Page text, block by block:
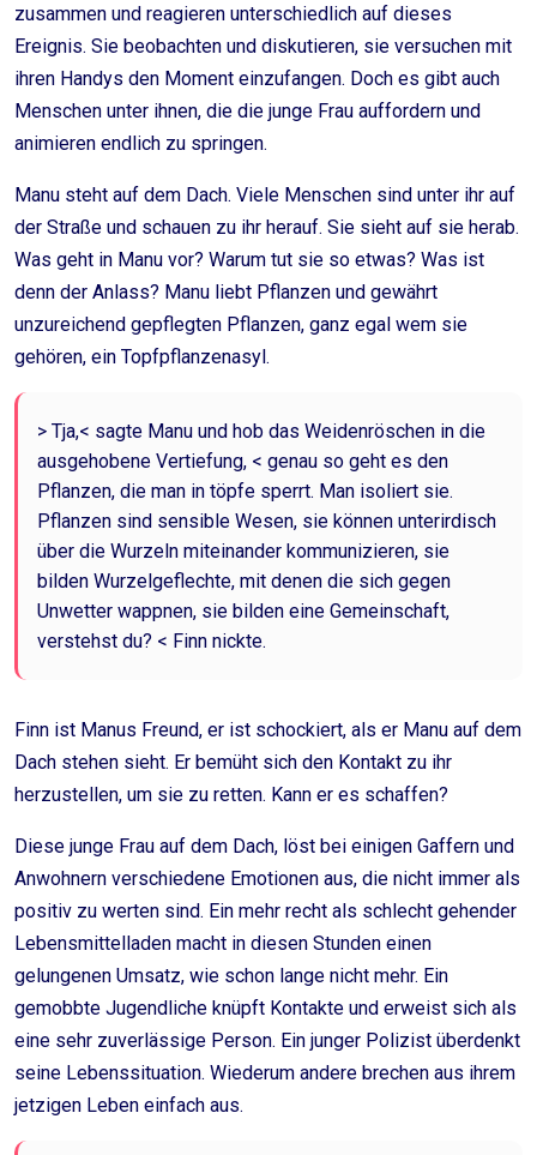
zusammen und reagieren unterschiedlich auf dieses
Ereignis. Sie beobachten und diskutieren, sie versuchen mit
ihren Handys den Moment einzufangen. Doch es gibt auch
Menschen unter ihnen, die die junge Frau auffordern und
animieren endlich zu springen.
Manu steht auf dem Dach. Viele Menschen sind unter ihr auf
der Straße und schauen zu ihr herauf. Sie sieht auf sie herab.
Was geht in Manu vor? Warum tut sie so etwas? Was ist
denn der Anlass? Manu liebt Pflanzen und gewährt
unzureichend gepflegten Pflanzen, ganz egal wem sie
gehören, ein Topfpflanzenasyl.
> Tja,< sagte Manu und hob das Weidenröschen in die
ausgehobene Vertiefung, < genau so geht es den
Pflanzen, die man in töpfe sperrt. Man isoliert sie.
Pflanzen sind sensible Wesen, sie können unterirdisch
über die Wurzeln miteinander kommunizieren, sie
bilden Wurzelgeflechte, mit denen die sich gegen
Unwetter wappnen, sie bilden eine Gemeinschaft,
verstehst du? < Finn nickte.
Finn ist Manus Freund, er ist schockiert, als er Manu auf dem
Dach stehen sieht. Er bemüht sich den Kontakt zu ihr
herzustellen, um sie zu retten. Kann er es schaffen?
Diese junge Frau auf dem Dach, löst bei einigen Gaffern und
Anwohnern verschiedene Emotionen aus, die nicht immer als
positiv zu werten sind. Ein mehr recht als schlecht gehender
Lebensmittelladen macht in diesen Stunden einen
gelungenen Umsatz, wie schon lange nicht mehr. Ein
gemobbte Jugendliche knüpft Kontakte und erweist sich als
eine sehr zuverlässige Person. Ein junger Polizist überdenkt
seine Lebenssituation. Wiederum andere brechen aus ihrem
jetzigen Leben einfach aus.